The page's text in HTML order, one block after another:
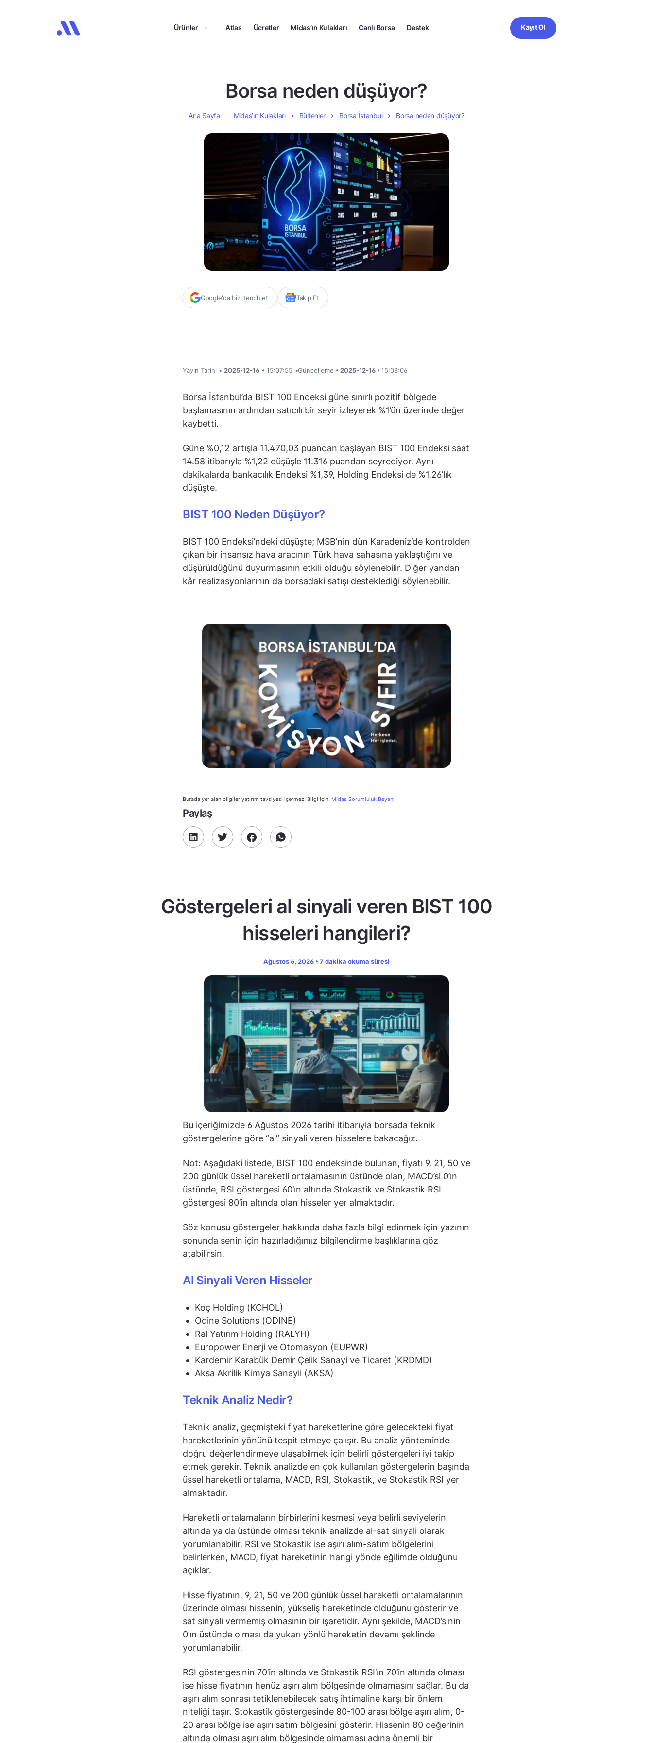
Ürünler Atlas Ücretler Midas’ın Kulakları Canlı Borsa Destek Kayıt Ol
Borsa neden düşüyor?
Ana Sayfa Midas’ın Kulakları Bültenler Borsa İstanbul Borsa neden düşüyor?
Google'da bizi tercih et Takip Et
Yayın Tarihi • 2025-12-16 • 15:07:55 •Güncelleme • 2025-12-16 • 15:08:06
Borsa İstanbul’da BIST 100 Endeksi güne sınırlı pozitif bölgede
başlamasının ardından satıcılı bir seyir izleyerek %1’ün üzerinde değer
kaybetti.
Güne %0,12 artışla 11.470,03 puandan başlayan BIST 100 Endeksi saat
14.58 itibarıyla %1,22 düşüşle 11.316 puandan seyrediyor. Aynı
dakikalarda bankacılık Endeksi %1,39, Holding Endeksi de %1,26’lık
düşüşte.
BIST 100 Neden Düşüyor?
BIST 100 Endeksi’ndeki düşüşte; MSB’nin dün Karadeniz’de kontrolden
çıkan bir insansız hava aracının Türk hava sahasına yaklaştığını ve
düşürüldüğünü duyurmasının etkili olduğu söylenebilir. Diğer yandan
kâr realizasyonlarının da borsadaki satışı desteklediği söylenebilir.
Burada yer alan bilgiler yatırım tavsiyesi içermez. Bilgi için: Midas Sorumluluk Beyanı
Paylaş
Göstergeleri al sinyali veren BIST 100
hisseleri hangileri?
Ağustos 6, 2026 • 7 dakika okuma süresi
Bu içeriğimizde 6 Ağustos 2026 tarihi itibarıyla borsada teknik
göstergelerine göre “al” sinyali veren hisselere bakacağız.
Not: Aşağıdaki listede, BIST 100 endeksinde bulunan, fiyatı 9, 21, 50 ve
200 günlük üssel hareketli ortalamasının üstünde olan, MACD’si 0’ın
üstünde, RSI göstergesi 60’ın altında Stokastik ve Stokastik RSI
göstergesi 80’in altında olan hisseler yer almaktadır.
Söz konusu göstergeler hakkında daha fazla bilgi edinmek için yazının
sonunda senin için hazırladığımız bilgilendirme başlıklarına göz
atabilirsin.
Al Sinyali Veren Hisseler
Koç Holding (KCHOL)
Odine Solutions (ODINE)
Ral Yatırım Holding (RALYH)
Europower Enerji ve Otomasyon (EUPWR)
Kardemir Karabük Demir Çelik Sanayi ve Ticaret (KRDMD)
Aksa Akrilik Kimya Sanayii (AKSA)
Teknik Analiz Nedir?
Teknik analiz, geçmişteki fiyat hareketlerine göre gelecekteki fiyat
hareketlerinin yönünü tespit etmeye çalışır. Bu analiz yönteminde
doğru değerlendirmeye ulaşabilmek için belirli göstergeleri iyi takip
etmek gerekir. Teknik analizde en çok kullanılan göstergelerin başında
üssel hareketli ortalama, MACD, RSI, Stokastik, ve Stokastik RSI yer
almaktadır.
Hareketli ortalamaların birbirlerini kesmesi veya belirli seviyelerin
altında ya da üstünde olması teknik analizde al-sat sinyali olarak
yorumlanabilir. RSI ve Stokastik ise aşırı alım-satım bölgelerini
belirlerken, MACD, fiyat hareketinin hangi yönde eğilimde olduğunu
açıklar.
Hisse fiyatının, 9, 21, 50 ve 200 günlük üssel hareketli ortalamalarının
üzerinde olması hissenin, yükseliş hareketinde olduğunu gösterir ve
sat sinyali vermemiş olmasının bir işaretidir. Aynı şekilde, MACD’sinin
0’ın üstünde olması da yukarı yönlü hareketin devamı şeklinde
yorumlanabilir.
RSI göstergesinin 70’in altında ve Stokastik RSI’ın 70’in altında olması
ise hisse fiyatının henüz aşırı alım bölgesinde olmamasını sağlar. Bu da
aşırı alım sonrası tetiklenebilecek satış ihtimaline karşı bir önlem
niteliği taşır. Stokastik göstergesinde 80-100 arası bölge aşırı alım, 0-
20 arası bölge ise aşırı satım bölgesini gösterir. Hissenin 80 değerinin
altında olması aşırı alım bölgesinde olmaması adına önemli bir